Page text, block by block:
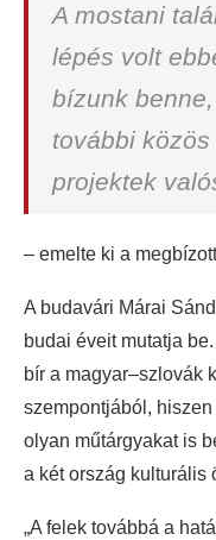
A mostani
lépés volt
bízunk
további
projektek
– emelte ki a
A budavári Márai
budai éveit mutatja
bír a magyar–szlovák
szempontjából,
olyan műtárgyakat is
a két ország kulturális
„A felek továbbá a